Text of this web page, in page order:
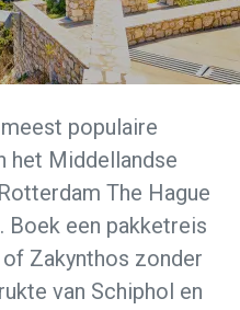
populaire
het Middellandse
The Hague
een pakketreis
Zakynthos zonder
van Schiphol en